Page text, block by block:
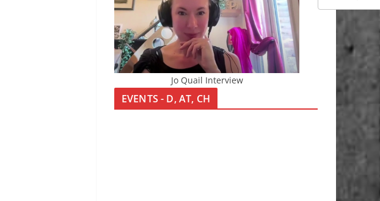
Jo Quail Interview
EVENTS - D, AT, CH